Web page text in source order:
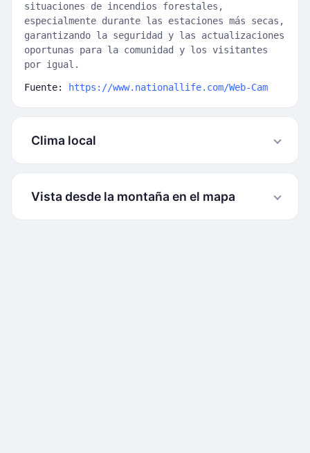
situaciones de incendios forestales,
especialmente durante las estaciones más secas,
garantizando la seguridad y las actualizaciones
oportunas para la comunidad y los visitantes
por igual.
Fuente: https://www.nationallife.com/Web-Cam
Clima local
Vista desde la montaña en el mapa